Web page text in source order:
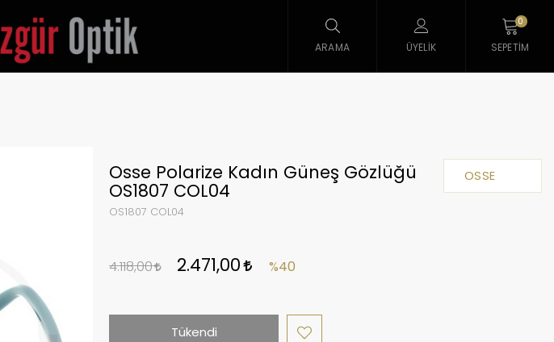
ARAMA ÜYELIK
0
SEPETIM
OSSE
Osse Polarize Kadın Güneş Gözlüğü
OS1807 COL04
OS1807 COL04
4.118,00 2.471,00 %40
Tükendi